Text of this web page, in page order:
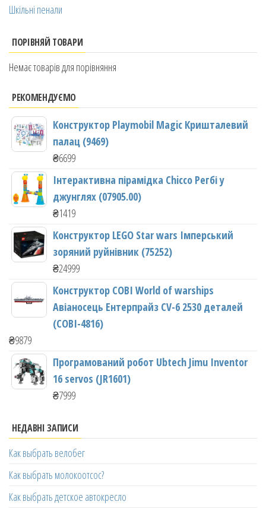
Шкільні пенали
ПОРІВНЯЙ ТОВАРИ
Немає товарів для порівняння
РЕКОМЕНДУЄМО
Конструктор Playmobil Magic Кришталевий
палац (9469)
₴6699
Інтерактивна пірамідка Chicco Регбі у
джунглях (07905.00)
₴1419
Конструктор LEGO Star wars Імперський
зоряний руйнівник (75252)
₴24999
Конструктор COBI World of warships
Авіаносець Ентерпрайз CV-6 2530 деталей
(COBI-4816)
₴9879
Програмований робот Ubtech Jimu Inventor
16 servos (JR1601)
₴7999
НЕДАВНІ ЗАПИСИ
Как выбрать велобег
Как выбрать молокоотсос?
Как выбрать детское автокресло